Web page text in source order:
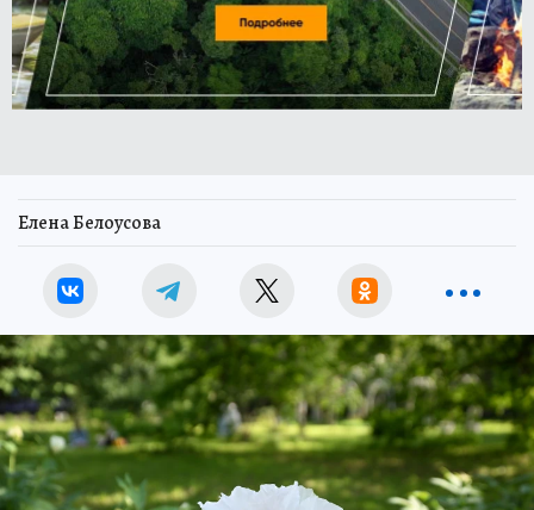
Елена Белоусова